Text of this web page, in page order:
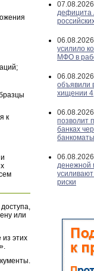
к
или
этих
07.08.2026
дефицита
06.08.2026
усилило
МФО в
06.08.2026
объявили
хищении
06.08.2026
позволит
банках
банкоматы
06.08.2026
денежной
риски